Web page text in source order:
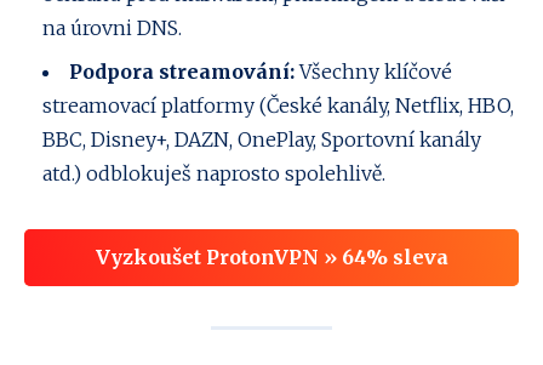
na úrovni DNS.
Podpora streamování:Všechny klíčové
streamovací platformy (České kanály, Netflix, HBO,
BBC, Disney+, DAZN, OnePlay, Sportovní kanály
atd.) odblokuješ naprosto spolehlivě.
Vyzkoušet ProtonVPN » 64% sleva